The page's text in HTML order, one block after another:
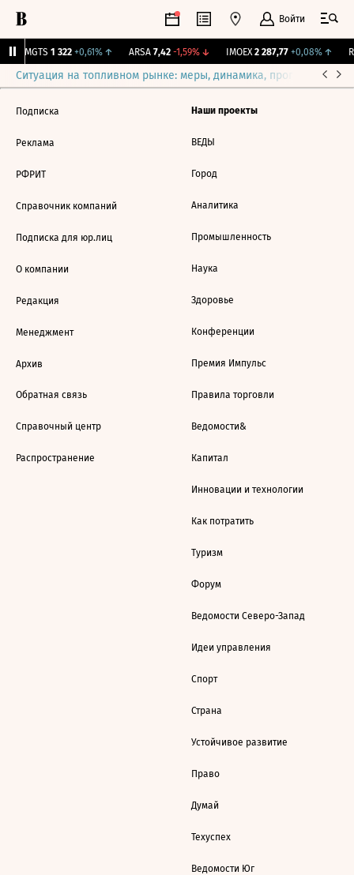
Войти
MGTS 1 322 +0,61%↑ ARSA 7,42 -1,59%↓ IMOEX 2 287,77 +0,08%↑
Ситуация на топливном рынке: меры, динамика, прогнозы
Подписка
Реклама
РФРИТ
Справочник компаний
Подписка для юр.лиц
О компании
Редакция
Менеджмент
Архив
Обратная связь
Справочный центр
Распространение
Наши проекты
ВЕДЫ
Город
Аналитика
Промышленность
Наука
Здоровье
Конференции
Премия Импульс
Правила торговли
Ведомости&
Капитал
Инновации и технологии
Как потратить
Туризм
Форум
Ведомости Северо-Запад
Идеи управления
Спорт
Страна
Устойчивое развитие
Право
Думай
Техуспех
Ведомости Юг